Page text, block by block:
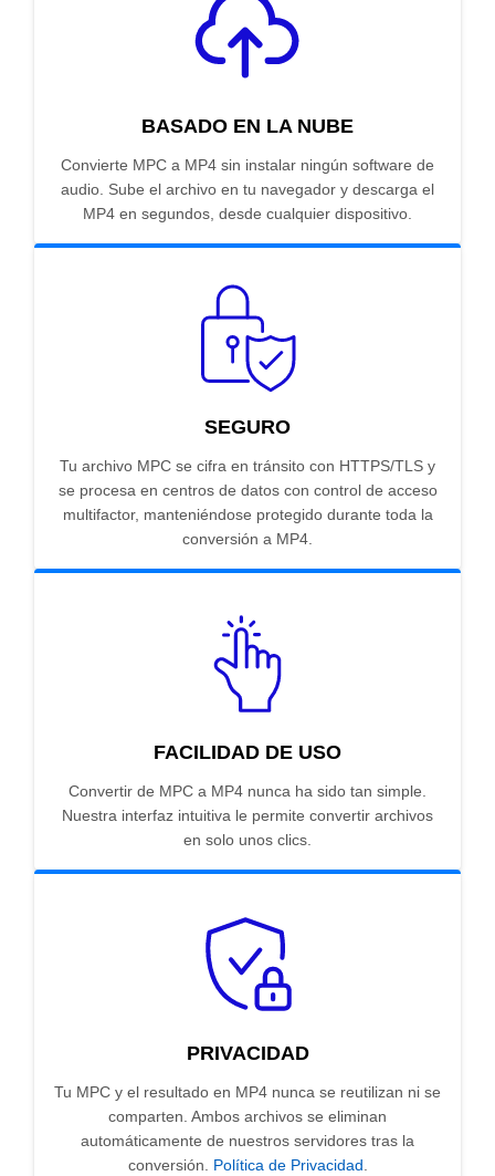
BASADO EN LA NUBE
Convierte MPC a MP4 sin instalar ningún software de
audio. Sube el archivo en tu navegador y descarga el
MP4 en segundos, desde cualquier dispositivo.
SEGURO
Tu archivo MPC se cifra en tránsito con HTTPS/TLS y
se procesa en centros de datos con control de acceso
multifactor, manteniéndose protegido durante toda la
conversión a MP4.
FACILIDAD DE USO
Convertir de MPC a MP4 nunca ha sido tan simple.
Nuestra interfaz intuitiva le permite convertir archivos
en solo unos clics.
PRIVACIDAD
Tu MPC y el resultado en MP4 nunca se reutilizan ni se
comparten. Ambos archivos se eliminan
automáticamente de nuestros servidores tras la
conversión. Política de Privacidad.